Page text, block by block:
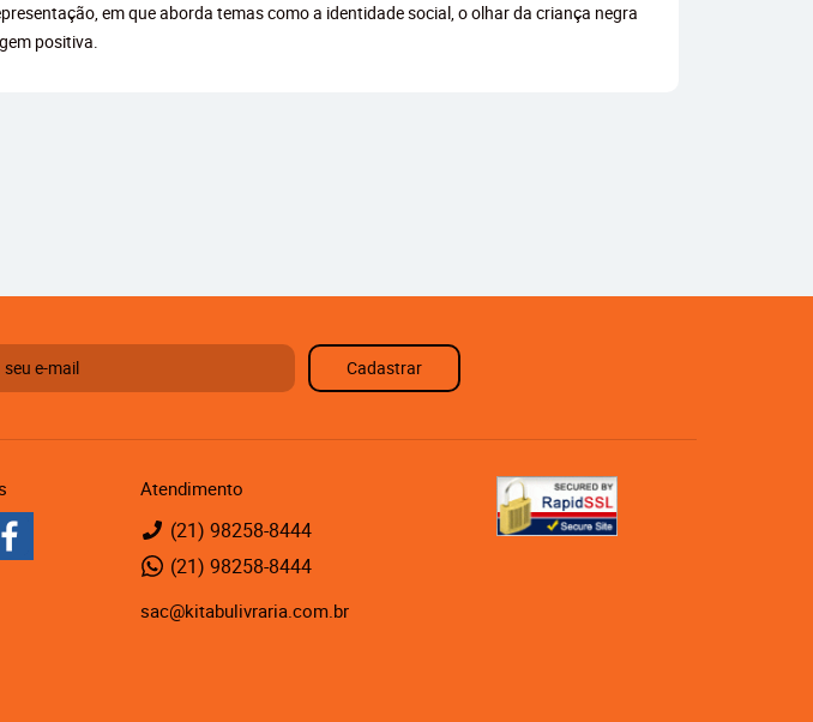
em que aborda temas como a identidade social, o olhar da criança negra
positiva.
Cadastrar
Atendimento
(21) 98258-8444
(21) 98258-8444
sac@kitabulivraria.com.br